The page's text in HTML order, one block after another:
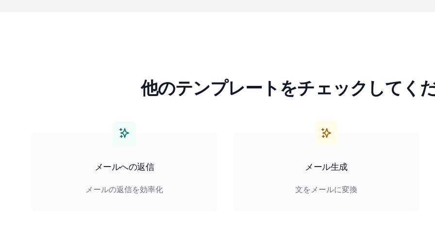
他のテンプレートをチェックしてく
メールへの返信
メールの返信を効率化
メール生成
文をメールに変換